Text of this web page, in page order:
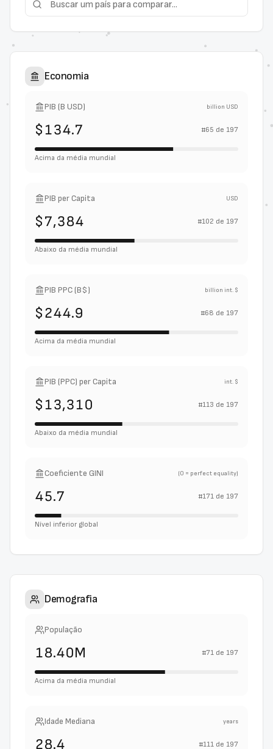
Economia
PIB (B USD) billion USD
$134.7 #65 de 197
Acima da média mundial
PIB per Capita USD
$7,384 #102 de 197
Abaixo da média mundial
PIB PPC (B$) billion int. $
$244.9 #68 de 197
Acima da média mundial
PIB (PPC) per Capita int. $
$13,310 #113 de 197
Abaixo da média mundial
Coeficiente GINI (0 = perfect equality)
45.7 #171 de 197
Nível inferior global
Demografia
População
18.40M #71 de 197
Acima da média mundial
Idade Mediana years
28.4 #111 de 197